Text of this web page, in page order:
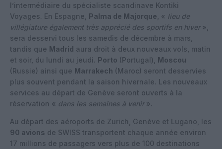
l’intermédiaire du spécialiste scandinave Kontiki
Voyages. En Espagne, Palma de Majorque , « lieu de
villégiature également très apprécié des sportifs en hiver»,
sera desservi tous les samedis de décembre à mars,
tandis que Madrid aura droit à deux nouveaux vols, matin
et soir, du lundi au jeudi. Porto (Portugal), Moscou
(Russie) ainsi que Marrakech (Maroc) seront desservies
plus souvent pendant la saison hivernale. Les nouveaux
services au départ de Genève seront ouverts à la
réservation « dans les semaines à venir».
Au départ des aéroports de Zurich, Genève et Lugano, les
90 avions de SWISS transportent chaque année environ
17 millions de passagers vers plus de 100 destinations